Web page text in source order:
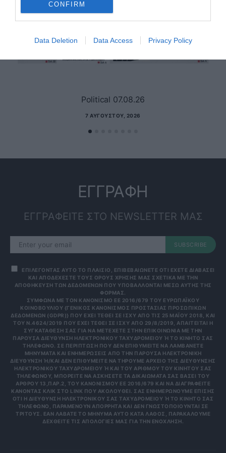
CONFIRM
Data Deletion Data Access Privacy Policy
Political 07.08.26
7 ΑΥΓΟΎΣΤΟΥ, 2026
ΕΓΓΡΑΦΗ
ΕΓΓΡΑΦΕΙΤΕ ΣΤΟ NEWSLETTER ΜΑΣ
SUBSCRIBE
ΕΠΙΛΕΓΟΝΤΑΣ ΑΥΤΟ ΤΟ ΠΛΑΙΣΙΟ, ΕΠΙΒΕΒΑΙΩΝΕΤΕ ΟΤΙ ΕΧΕΤΕ ΔΙΑΒΑΣΕΙ
ΚΑΙ ΑΠΟΔΕΧΕΣΤΕ ΤΟΥΣ ΟΡΟΥΣ ΧΡΗΣΗΣ ΜΑΣ ΣΧΕΤΙΚΑ ΜΕ ΤΗΝ
ΑΠΟΘΗΚΕΥΣΗ ΤΩΝ ΔΕΔΟΜΕΝΩΝ ΠΟΥ ΥΠΟΒΑΛΛΟΝΤΑΙ ΜΕΣΩ ΑΥΤΗΣ ΤΗΣ
ΦΟΡΜΑΣ.
ΣΎΜΦΩΝΑ ΜΕ ΤΟΝ ΚΑΝΟΝΙΣΜΌ ΕΕ 2016/679 ΤΟΥ ΕΥΡΩΠΑΪΚΟΎ
ΚΟΙΝΟΒΟΥΛΊΟΥ {ΓΕΝΙΚΌΣ ΚΑΝΟΝΙΣΜΌΣ ΠΡΟΣΤΑΣΊΑΣ ΠΡΟΣΩΠΙΚΏΝ
ΔΕΔΟΜΈΝΩΝ (GDPR)} ΠΟΥ ΈΧΕΙ ΤΕΘΕΊ ΣΕ ΙΣΧΎ ΑΠΌ ΤΙΣ 25 ΜΑΪ́ΟΥ 2018, ΚΑΙ
ΤΟΥ Ν.4624/2019 ΠΟΥ ΈΧΕΙ ΤΕΘΕΊ ΣΕ ΙΣΧΎ ΑΠΌ 29/8/2019, ΑΠΑΙΤΕΊΤΑΙ Η
ΣΥΓΚΑΤΆΘΕΣΉ ΣΑΣ ΓΙΑ ΝΑ ΜΕΤΈΧΕΤΕ ΣΤΗΝ ΕΠΙΚΟΙΝΩΝΊΑ ΜΕ ΤΗΝ
ΠΑΡΟΎΣΑ ΔΙΕΎΘΥΝΣΗ ΗΛΕΚΤΡΟΝΙΚΟΎ ΤΑΧΥΔΡΟΜΕΊΟΥ Ή ΤΟ ΚΙΝΗΤΌ ΣΑΣ Τ
ΗΛΈΦΩΝΟ. ΣΕ ΠΕΡΊΠΤΩΣΗ ΠΟΥ ΔΕΝ ΕΠΙΘΥΜΕΊΤΕ ΝΑ ΛΑΜΒΆΝΕΤΕ Μ
ΗΝΎΜΑΤΑ ΚΑΙ ΕΝΗΜΕΡΏΣΕΙΣ ΑΠΌ ΤΗΝ ΠΑΡΟΎΣΑ ΗΛΕΚΤΡΟΝΙΚΉ Δ
ΙΕΎΘΥΝΣΗ Ή/ΚΑΙ ΔΕΝ ΕΠΙΘΥΜΕΊΤΕ ΝΑ ΤΗΡΟΎΜΕ ΑΡΧΕΊΟ ΤΗΣ ΔΙΕΎΘΥΝΣΗΣ ΗΛ
ΕΚΤΡΟΝΙΚΟΎ ΤΑΧΥΔΡΟΜΕΊΟΥ Ή ΚΑΙ ΤΟΥ ΑΡΙΘΜΟΎ ΤΟΥ ΚΙΝΗΤΟΎ ΣΑΣ ΤΗΛ
ΕΦΏΝΟΥ, ΜΠΟΡΕΊΤΕ ΝΑ ΑΣΚΉΣΕΤΕ ΤΑ ΔΙΚΑΙΏΜΑΤΆ ΣΑΣ ΒΆΣΕΙ ΤΟΥ ΆΡΘ
ΡΟΥ 13,ΠΑΡ.2, ΤΟΥ ΚΑΝΟΝΙΣΜΟΎ ΕΕ 2016/679 ΚΑΙ ΝΑ ΔΙΑΓΡΑΦΕΊΤΕ ΚΆΝ
ΟΝΤΑΣ ΚΛΙΚ ΣΤΟ LINK ΠΟΥ ΑΚΟΛΟΥΘΕΊ. ΣΑΣ ΕΝΗΜΕΡΏΝΟΥΜΕ ΕΠΊΣΗΣ ΌΤΙ
Η ΔΙΕΎΘΥΝΣΗ ΗΛΕΚΤΡΟΝΙΚΟΎ ΣΑΣ ΤΑΧΥΔΡΟΜΕΊΟΥ Ή ΤΟ ΚΙΝΗΤΌ ΣΑΣ ΤΗΛΈ
ΦΩΝΟ, ΠΑΡΑΜΈΝΟΥΝ ΑΠΌΡΡΗΤΑ ΚΑΙ ΔΕΝ ΓΝΩΣΤΟΠΟΙΟΎΝΤΑΙ ΣΕ ΤΡΊΤ
ΟΥΣ. ΕΆΝ ΛΆΒΑΤΕ ΤΟ ΜΉΝΥΜΑ ΑΥΤΌ ΚΑΤΆ ΛΆΘΟΣ, ΠΑΡΑΚΑΛΟΎΜΕ ΔΕΧΘ
ΕΊΤΕ ΤΙΣ ΑΠΟΛΟΓΊΕΣ ΜΑΣ ΓΙΑ ΤΗΝ ΕΝΌΧΛΗΣΗ.